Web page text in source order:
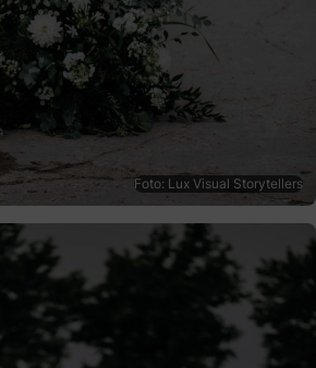
Foto: Lux Visual Storytellers